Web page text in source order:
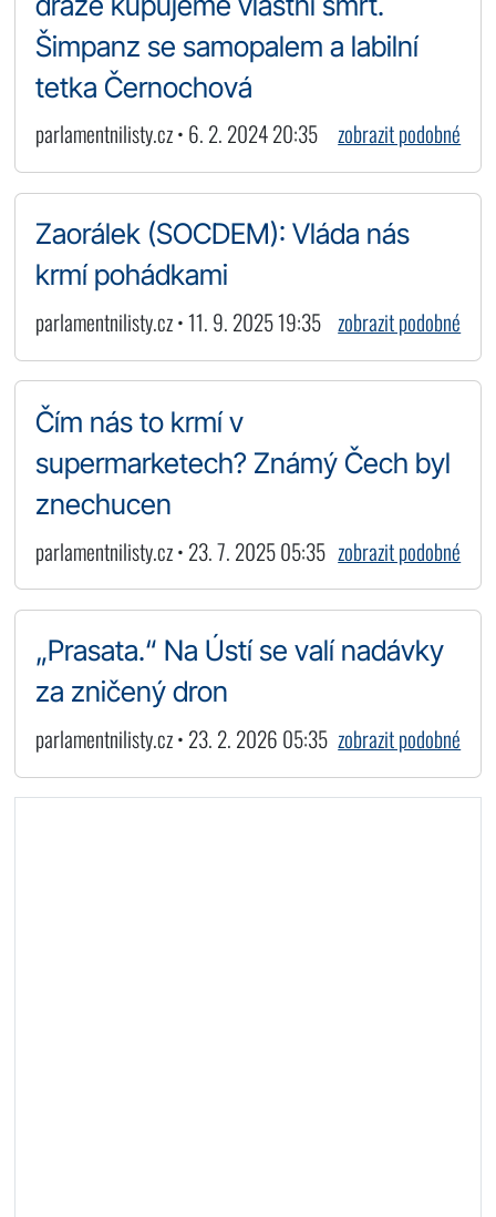
Šimpanz se samopalem a labilní
tetka Černochová
parlamentnilisty.cz • 6. 2. 2024 20:35 zobrazit podobné
Zaorálek (SOCDEM): Vláda nás
krmí pohádkami
parlamentnilisty.cz • 11. 9. 2025 19:35 zobrazit podobné
Čím nás to krmí v
supermarketech? Známý Čech byl
znechucen
parlamentnilisty.cz • 23. 7. 2025 05:35 zobrazit podobné
„Prasata.“ Na Ústí se valí nadávky
za zničený dron
parlamentnilisty.cz • 23. 2. 2026 05:35 zobrazit podobné